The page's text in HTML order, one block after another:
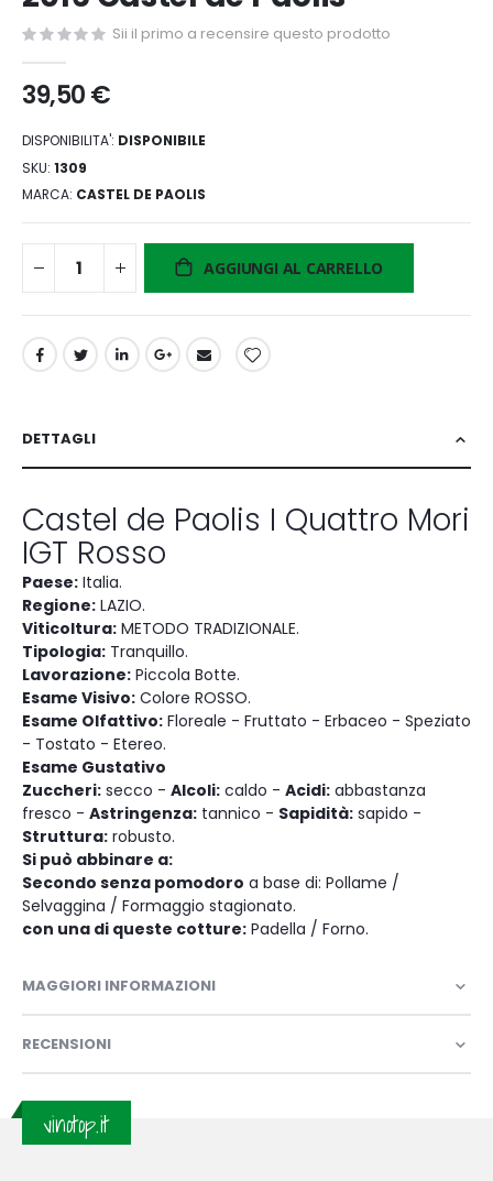
di
immagini
Sii il primo a recensire questo prodotto
39,50 €
DISPONIBILITA': DISPONIBILE
SKU 1309
MARCA CASTEL DE PAOLIS
AGGIUNGI AL CARRELLO
DETTAGLI
Castel de Paolis I Quattro Mori
IGT Rosso
Paese: Italia.
Regione: LAZIO.
Viticoltura: METODO TRADIZIONALE.
Tipologia: Tranquillo.
Lavorazione: Piccola Botte.
Esame Visivo: Colore ROSSO.
Esame Olfattivo: Floreale - Fruttato - Erbaceo - Speziato
- Tostato - Etereo.
Esame Gustativo
Zuccheri: secco - Alcoli: caldo - Acidi: abbastanza
fresco - Astringenza: tannico - Sapidità: sapido -
Struttura: robusto.
Si può abbinare a:
Secondo senza pomodoro a base di: Pollame /
Selvaggina / Formaggio stagionato.
con una di queste cotture: Padella / Forno.
MAGGIORI INFORMAZIONI
RECENSIONI
vinotop.it